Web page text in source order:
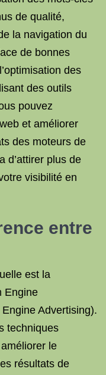
de qualité,
la navigation du
de bonnes
des
des outils
pouvez
et améliorer
des moteurs de
d’attirer plus de
visibilité en
entre
est la
Engine
Advertising).
techniques
le
résultats de